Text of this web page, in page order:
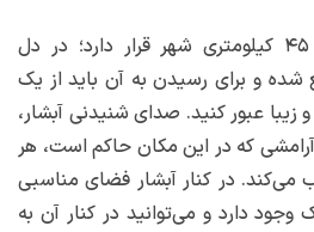
که در فاصله ۴۵ کیلومتری شهر قرار دارد؛ در دل
شده و برای رسیدن به آن باید از یک
عبور کنید. صدای شنیدنی آبشار،
که در این مکان حاکم است، هر
در کنار آبشار فضای مناسبی
وجود دارد و می‌توانید در کنار آن به